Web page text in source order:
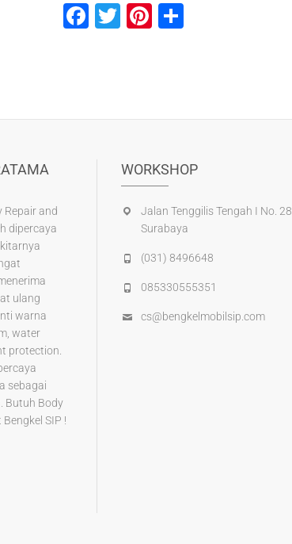
F
b
o
T
Pi
st
Repair and
dipercaya
ulang
warna
water
protection.
sebagai
Butuh Body
SIP !
WORKSHOP
Jalan Tenggilis Tengah I No. 28
Surabaya
(031) 8496648
085330555351
cs@bengkelmobilsip.com